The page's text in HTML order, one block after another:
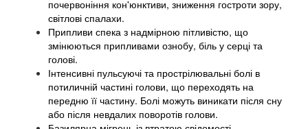
почервоніння кон'юнктиви, зниження гостроти зору,
світлові спалахи.
Припливи спека з надмірною пітливістю, що
змінюються припливами ознобу, біль у серці та
голові.
Інтенсивні пульсуючі та прострілювальні болі в
потиличній частині голови, що переходять на
передню її частину. Болі можуть виникати після сну
або після невдалих поворотів голови.